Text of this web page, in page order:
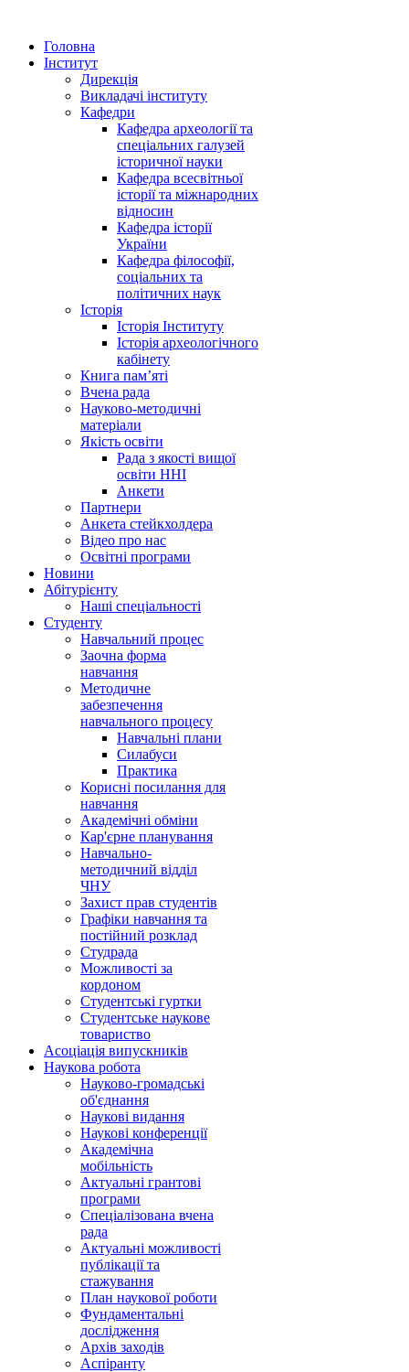
Головна
Інститут
Дирекція
Викладачі інституту
Кафедри
Кафедра археології та
спеціальних галузей
історичної науки
Кафедра всесвітньої
історії та міжнародних
відносин
Кафедра історії
України
Кафедра філософії,
соціальних та
політичних наук
Історія
Історія Інституту
Історія археологічного
кабінету
Книга памʼяті
Вчена рада
Науково-методичні
матеріали
Якість освіти
Рада з якості вищої
освіти ННІ
Анкети
Партнери
Анкета стейкхолдера
Відео про нас
Освітні програми
Hовини
Абітурієнту
Наші спеціальності
Студенту
Навчальний процес
Заочна форма
навчання
Методичне
забезпечення
навчального процесу
Навчальні плани
Силабуси
Практика
Корисні посилання для
навчання
Академічні обміни
Кар'єрне планування
Навчально-
методичний відділ
ЧНУ
Захист прав студентів
Графіки навчання та
постійний розклад
Студрада
Можливості за
кордоном
Студентські гуртки
Студентське наукове
товариство
Асоціація випускників
Наукова робота
Науково-громадські
об'єднання
Наукові видання
Наукові конференції
Академічна
мобільність
Актуальні грантові
програми
Спеціалізована вчена
рада
Актуальні можливості
публікації та
стажування
План наукової роботи
Фундаментальні
дослідження
Архів заходів
Аспіранту